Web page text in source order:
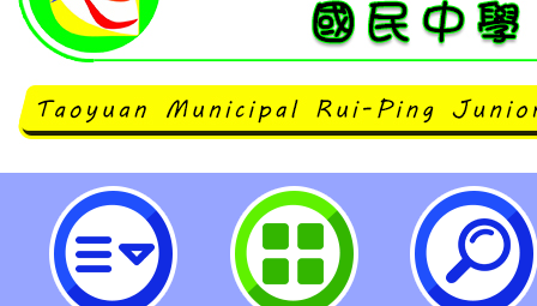
桃園市政府消防局「防災宣導影片
（下載網址：https://reurl.cc/
市立瑞坪國民中學